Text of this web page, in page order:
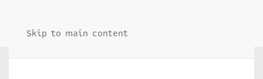
Skip to main content